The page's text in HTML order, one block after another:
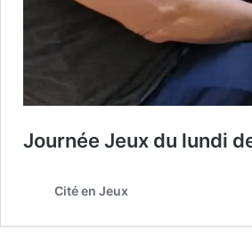
Journée Jeux du lundi
Cité en Jeux